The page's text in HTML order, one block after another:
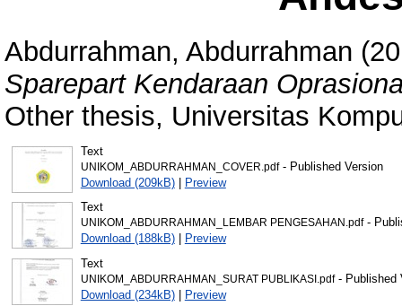
Abdurrahman, Abdurrahman
Sparepart Kendaraan
Other thesis, Universitas
Text
UNIKOM_ABDURRAHMAN_COVER.pdf- Published Version
Download (209kB)| Preview
Text
UNIKOM_ABDURRAHMAN_LEMBAR PENGESAHAN.pdf-
Download (188kB)|
Preview
Text
UNIKOM_ABDURRAHMAN_SURAT PUBLIKASI.pdf- Published
Download (234kB)|
Preview